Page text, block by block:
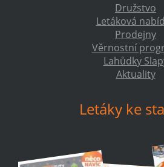
Družstvo
Letáková
Prodejny
Věrnostní
Lahůdky
Aktuality
Letáky ke